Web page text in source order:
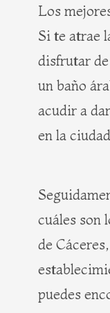
Los
Si te atrae
disfrutar de
un baño
acudir a
en la
cuáles son
de
puedes